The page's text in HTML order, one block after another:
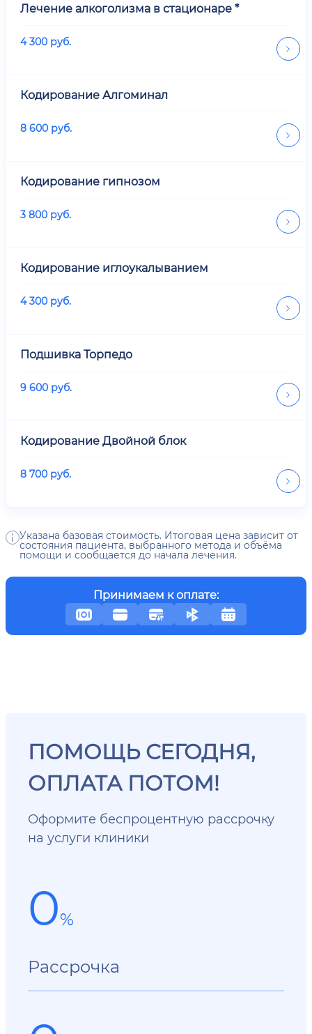
Лечение алкоголизма в стационаре *
4 300 руб.
Кодирование Алгоминал
8 600 руб.
Кодирование гипнозом
3 800 руб.
Кодирование иглоукалыванием
4 300 руб.
Подшивка Торпедо
9 600 руб.
Кодирование Двойной блок
8 700 руб.
Указана базовая стоимость. Итоговая цена зависит от
состояния пациента, выбранного метода и объёма
помощи и сообщается до начала лечения.
Принимаем к оплате:
ПОМОЩЬ СЕГОДНЯ,
ОПЛАТА ПОТОМ!
Оформите беспроцентную рассрочку
на услуги клиники
0%
Рассрочка